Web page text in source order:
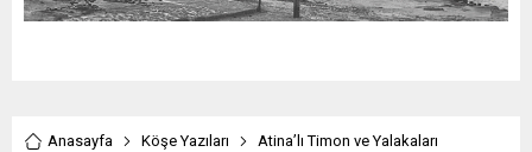
Anasayfa Köşe Yazıları Atina’lı Timon ve Yalakaları